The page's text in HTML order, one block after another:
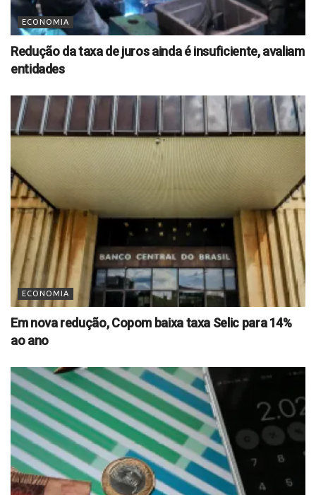
ECONOMIA
Redução da taxa de juros ainda é insuficiente, avaliam
entidades
ECONOMIA
Em nova redução, Copom baixa taxa Selic para 14%
ao ano